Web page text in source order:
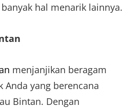
hal menarik lainnya.
menjanjikan beragam
Anda yang berencana
Bintan. Dengan